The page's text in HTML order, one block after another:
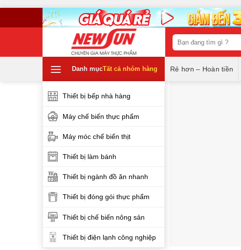
to
Tìm
kiếm:
Tất cả nhóm hàng
Danh mục
Thiết bị bếp nhà hàng
Máy chế biến thực phẩm
Máy móc chế biến thịt
Thiết bị làm bánh
Thiết bị ngành đồ ăn nhanh
Thiết bị đóng gói thực phẩm
Thiết bị chế biến nông sản
Thiết bị điện lạnh công nghiệp
Rẻ hơn – Hoàn tiền